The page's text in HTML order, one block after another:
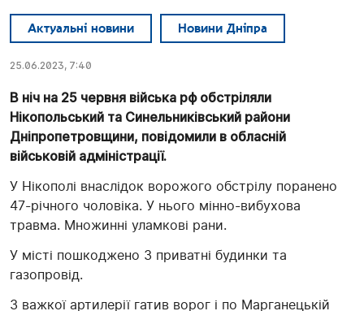
Актуальні новини Новини Дніпра
25.06.2023, 7:40
В ніч на 25 червня війська рф обстріляли
Нікопольський та Синельниківський райони
Дніпропетровщини, повідомили в обласній
військовій адміністрації.
У Нікополі внаслідок ворожого обстрілу поранено
47-річного чоловіка. У нього мінно-вибухова
травма. Множинні уламкові рани.
У місті пошкоджено 3 приватні будинки та
газопровід.
З важкої артилерії гатив ворог і по Марганецькій